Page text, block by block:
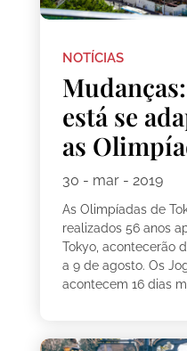
NOTÍCIAS
está se
as
30 - mar - 2019
As Olimpíadas de
realizados 56 anos
Tokyo, acontecerão
a 9 de agosto. Os
acontecem 16 dias